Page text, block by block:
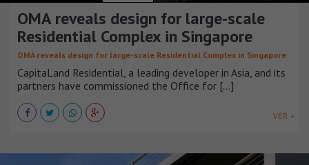
OMA reveals design for large-scale
Residential Complex in Singapore
OMA reveals design for large-scale Residential Complex in Singapore
CapitaLand Residential, a leading developer in Asia, and its
partners have commissioned the Office for [...]
VER +